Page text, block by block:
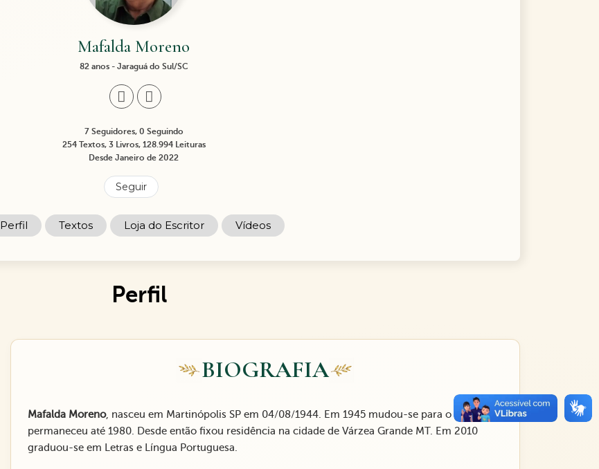
Mafalda Moreno
82 anos - Jaraguá do Sul/SC
7 Seguidores, 0 Seguindo
254 Textos, 3 Livros, 128.994 Leituras
Desde Janeiro de 2022
Seguir
Perfil Textos Loja do Escritor Vídeos
Perfil
BIOGRAFIA
Mafalda Moreno, nasceu em Martinópolis SP em 04/08/1944. Em 1945 mudou-se para o PR, onde
permaneceu até 1980. Desde então fixou residência na cidade de Várzea Grande MT. Em 2010
graduou-se em Letras e Língua Portuguesa.